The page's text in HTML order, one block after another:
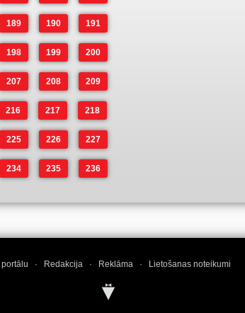
189 190 191
198 199 200
207 208 209
216 217 218
225 226 227
234 235 236
portālu · Redakcija · Reklāma · Lietošanas noteikumi